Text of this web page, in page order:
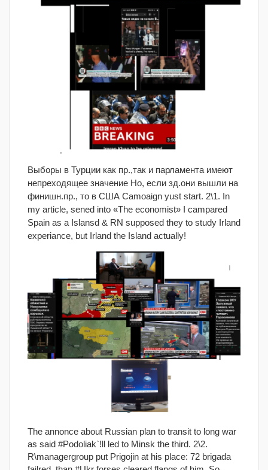
Выборы в Турции как пр.,так и парламента имеют
непреходящее значение Но, если зд.они вышли на
финишн.пр., то в США Camoaign yust start. 2\1. In
my article, sened into «The economist» I campared
Spain as a Islansd & RN supposed they to study Irland
experiance, but Irland the Island actually!
The annonce about Russian plan to transit to long war
as said #Podoliak`!ll led to Minsk the third. 2\2.
R\managergroup put Prigojin at his place: 72 brigada